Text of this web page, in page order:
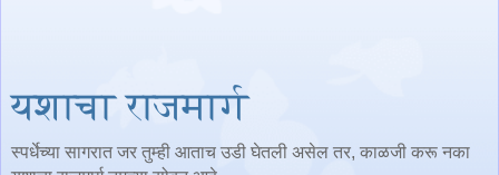
यशाचा राजमार्ग
स्पर्धेच्या सागरात जर तुम्ही आताच उडी घेतली असेल तर, काळजी करू नका